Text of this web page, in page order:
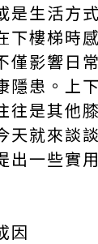
是生活方
下樓梯時
僅影響日
隱患。上
往是其他
天就來談
出一些實
因